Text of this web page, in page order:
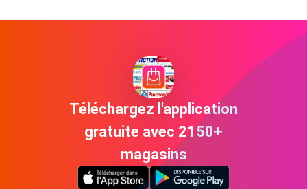
Téléchargez l'application
gratuite avec 2150+
magasins